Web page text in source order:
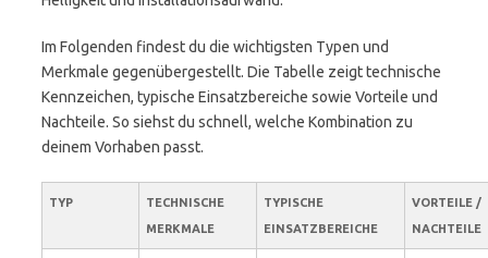
Im Folgenden findest du die wichtigsten Typen und
Merkmale gegenübergestellt. Die Tabelle zeigt technische
Kennzeichen, typische Einsatzbereiche sowie Vorteile und
Nachteile. So siehst du schnell, welche Kombination zu
deinem Vorhaben passt.
TYP
TECHNISCHE
MERKMALE
TYPISCHE
EINSATZBEREICHE
VORTEILE /
NACHTEILE